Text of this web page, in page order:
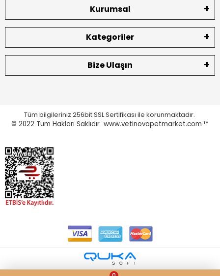
Kurumsal
Kategoriler
Bize Ulaşın
Tüm bilgileriniz 256bit SSL Sertifikası ile korunmaktadır.
© 2022 Tüm Hakları Saklıdır www.vetinovapetmarket.com ™